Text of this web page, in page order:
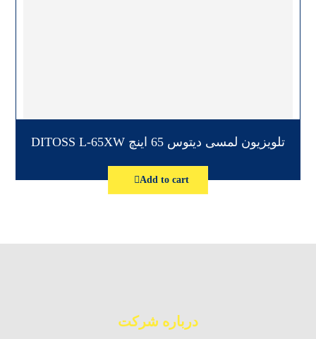
تلویزیون لمسی دیتوس 65 اینچ DITOSS L-65XW
Add to cart
درباره شرکت